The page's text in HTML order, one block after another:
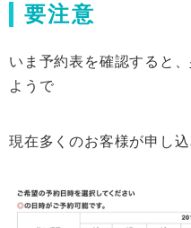
要注意
いま予約表を確認すると、
ようで
現在多くのお客様が申し込